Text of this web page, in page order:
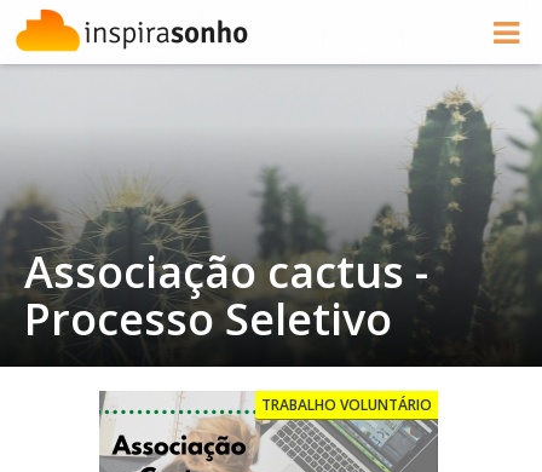
Associação cactus -
Processo Seletivo
TRABALHO VOLUNTÁRIO